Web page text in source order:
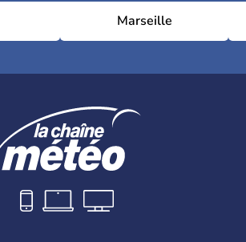
Marseille